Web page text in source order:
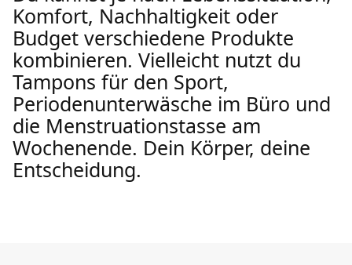
Komfort, Nachhaltigkeit oder
Budget verschiedene Produkte
kombinieren. Vielleicht nutzt du
Tampons für den Sport,
Periodenunterwäsche im Büro und
die Menstruationstasse am
Wochenende. Dein Körper, deine
Entscheidung.